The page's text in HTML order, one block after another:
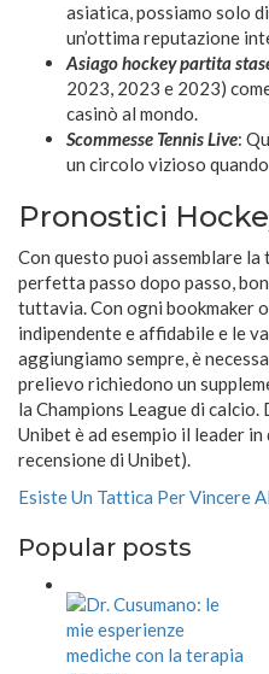
asiatica, possiamo solo
un’ottima reputazione
Asiago hockey partita
2023, 2023 e 2023)
casinò al mondo.
Scommesse Tennis Live:
un circolo vizioso
Pronostici
Con questo puoi assemblare la
perfetta passo dopo passo,
tuttavia. Con ogni bookmaker
indipendente e affidabile e le
aggiungiamo sempre, è
prelievo richiedono un
la Champions League di
Unibet è ad esempio il leader
recensione di Unibet).
Esiste Un Tattica Per Vincere
Popular posts